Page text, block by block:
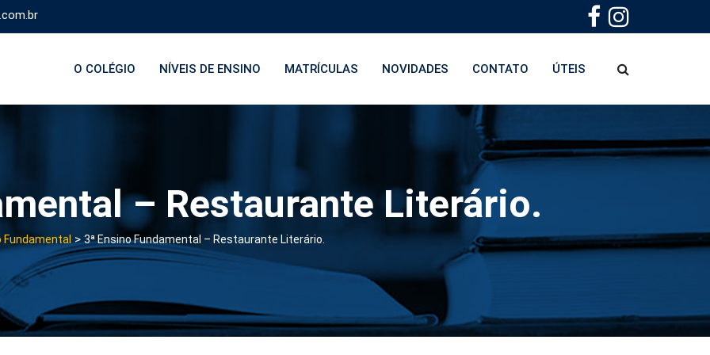
O COLÉGIO NÍVEIS DE ENSINO MATRÍCULAS NOVIDADES CONTATO ÚTEIS
– Restaurante Literário.
Fundamental >3ª Ensino Fundamental – Restaurante Literário.